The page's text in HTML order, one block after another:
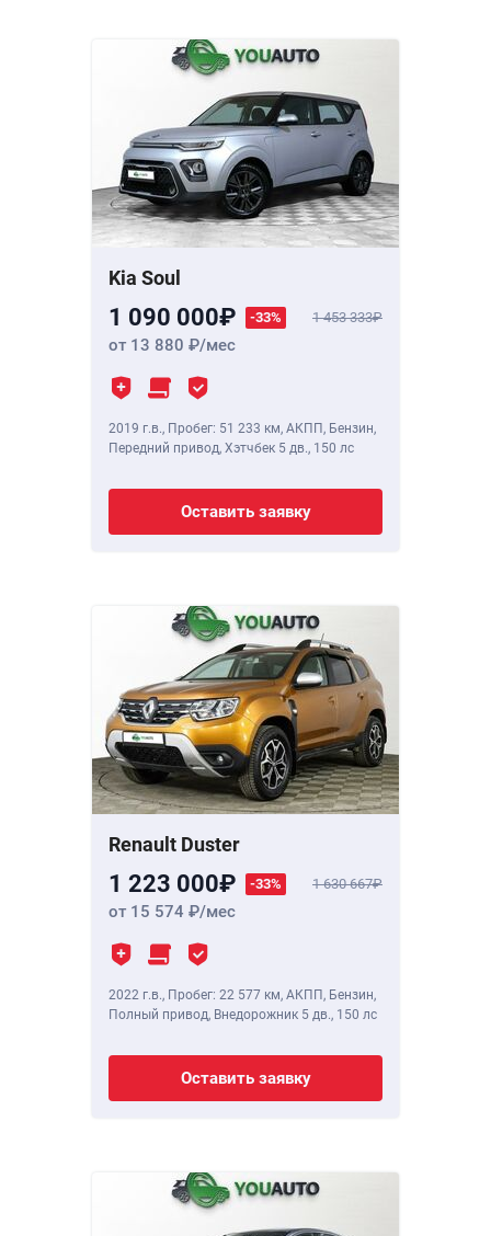
Kia Soul
1 090 000 -33% 1 453 333
от 13 880 /мес
2019 г.в., Пробег: 51 233 км, АКПП, Бензин,
Передний привод, Хэтчбек 5 дв., 150 лс
Оставить заявку
Renault Duster
1 223 000 -33% 1 630 667
от 15 574 /мес
2022 г.в., Пробег: 22 577 км, АКПП, Бензин,
Полный привод, Внедорожник 5 дв., 150 лс
Оставить заявку